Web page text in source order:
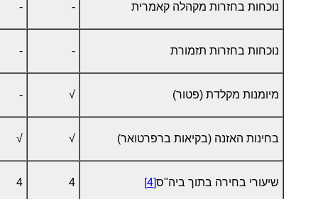
נוכחות בחזרות מקהלה קאמרית -
-
נוכחות בחזרות תזמורת -
-
מיומנות מקלדת (פטור) √
-
בחינות האזנה (בקיאות ברפרטואר) √
√
שיעורי בחירה בתוך ביה"ס[4]
4
4